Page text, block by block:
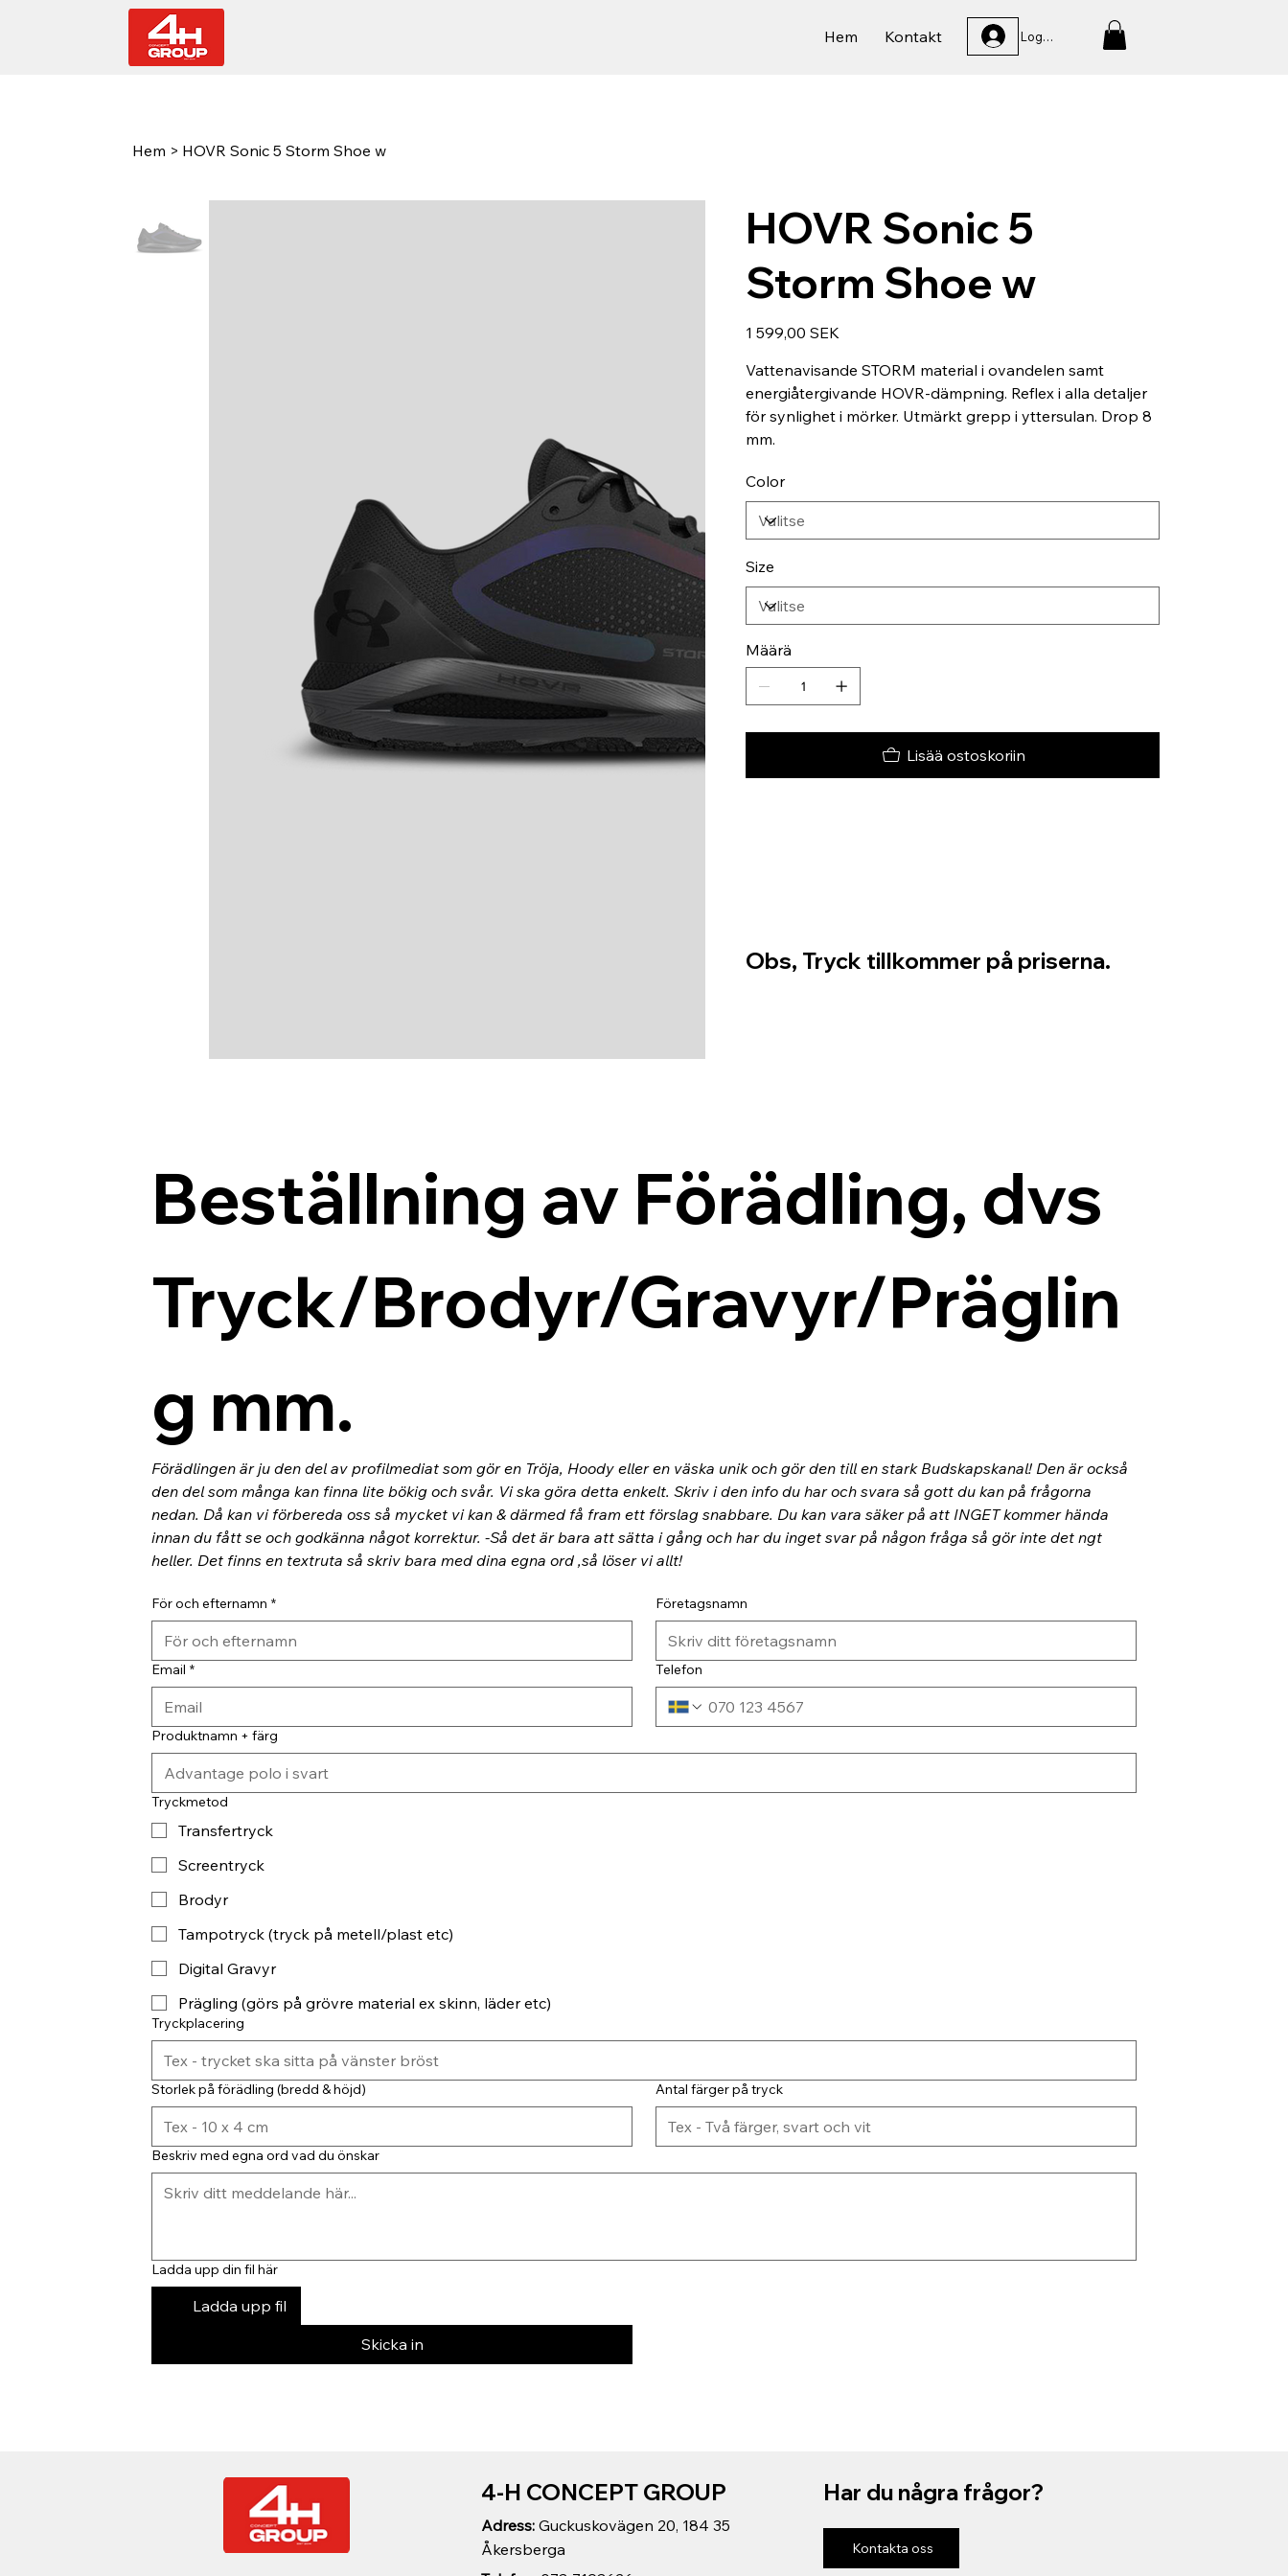
Hem Kontakt Logga In
Hem > HOVR Sonic 5 Storm Shoe w
HOVR Sonic 5
Storm Shoe w
Hinta
1 599,00 SEK
Vattenavisande STORM material i ovandelen samt
energiåtergivande HOVR-dämpning. Reflex i alla detaljer
för synlighet i mörker. Utmärkt grepp i yttersulan. Drop 8
mm.
Color
Size
Määrä
Lisää ostoskoriin
Obs, Tryck tillkommer på priserna.
Beställning av Förädling, dvs
Tryck/Brodyr/Gravyr/Präglin
g mm.
Förädlingen är ju den del av profilmediat som gör en Tröja, Hoody eller en väska unik och gör den till en stark Budskapskanal! Den är också
den del som många kan finna lite bökig och svår. Vi ska göra detta enkelt. Skriv i den info du har och svara så gott du kan på frågorna
nedan. Då kan vi förbereda oss så mycket vi kan & därmed få fram ett förslag snabbare. Du kan vara säker på att INGET kommer hända
innan du fått se och godkänna något korrektur. -Så det är bara att sätta i gång och har du inget svar på någon fråga så gör inte det ngt
heller. Det finns en textruta så skriv bara med dina egna ord ,så löser vi allt!
För och efternamn * Företagsnamn
Email * Telefon
Produktnamn + färg
Tryckmetod
Transfertryck
Screentryck
Brodyr
Tampotryck (tryck på metell/plast etc)
Digital Gravyr
Prägling (görs på grövre material ex skinn, läder etc)
Tryckplacering
Storlek på förädling (bredd & höjd) Antal färger på tryck
Beskriv med egna ord vad du önskar
Ladda upp din fil här
Ladda upp fil
Skicka in
Adress: Guckuskovägen 20, 184 35
Åkersberga
4-H CONCEPT GROUP Har du några frågor?
Kontakta oss